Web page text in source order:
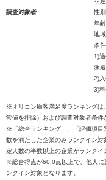
調査対象者
性
年
地
条
1)
泳
2)
3)
※オリコン顧客満足度ランキングは
常値を排除）および調査対象者条件
※「総合ランキング」、「評価項目
数を満たした企業のみランクイン
定人数の半数以上の企業がランクイ
※総合得点が60.0点以上で、他人に
ンクイン対象となります。